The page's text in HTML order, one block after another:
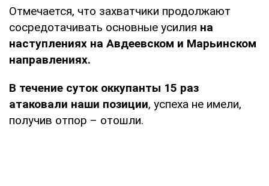
Отмечается, что захватчики продолжают
сосредотачивать основные усилия на
наступлениях на Авдеевском и Марьинском
направлениях.
В течение суток оккупанты 15 раз
атаковали наши позиции, успеха не имели,
получив отпор – отошли.